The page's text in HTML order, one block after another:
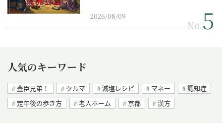
2026/08/09
No.
人気のキーワード
豊臣兄弟！ クルマ 減塩レシピ マネー
認知症
定年後の歩き方
老人ホーム 京都 漢方